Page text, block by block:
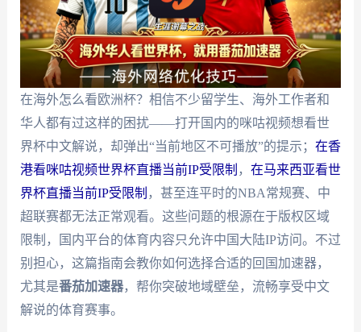
在海外怎么看欧洲杯？相信不少留学生、海外工作者和
华人都有过这样的困扰——打开国内的咪咕视频想看世
界杯中文解说，却弹出“当前地区不可播放”的提示； 在香
港看咪咕视频世界杯直播当前IP受限制 ， 在马来西亚看世
界杯直播当前IP受限制 ，甚至连平时的NBA常规赛、中
超联赛都无法正常观看。这些问题的根源在于版权区域
限制，国内平台的体育内容只允许中国大陆IP访问。不过
别担心，这篇指南会教你如何选择合适的回国加速器，
尤其是番茄加速器，帮你突破地域壁垒，流畅享受中文
解说的体育赛事。